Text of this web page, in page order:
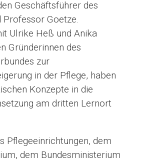
Geschäftsführer des
Professor Goetze.
Ulrike Heß und Anika
Gründerinnen des
zur
in der Pflege, haben
Konzepte in die
am dritten Lernort
Pflegeeinrichtungen, dem
dem Bundesministerium